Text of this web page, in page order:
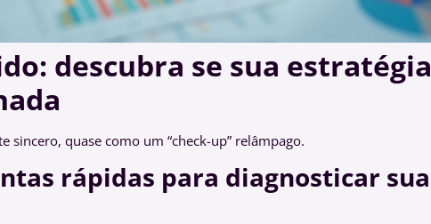
descubra se sua estratégia
sincero, quase como um “check-up” relâmpago.
rápidas para diagnosticar sua